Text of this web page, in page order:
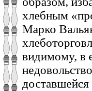
хлебным
Марко
видимому, в